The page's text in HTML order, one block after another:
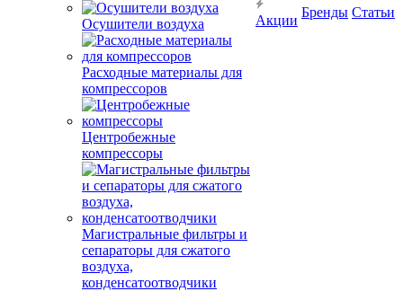
Осушители воздуха
Расходные материалы для
компрессоров
Центробежные
компрессоры
Магистральные фильтры и
сепараторы для сжатого
воздуха,
конденсатоотводчики